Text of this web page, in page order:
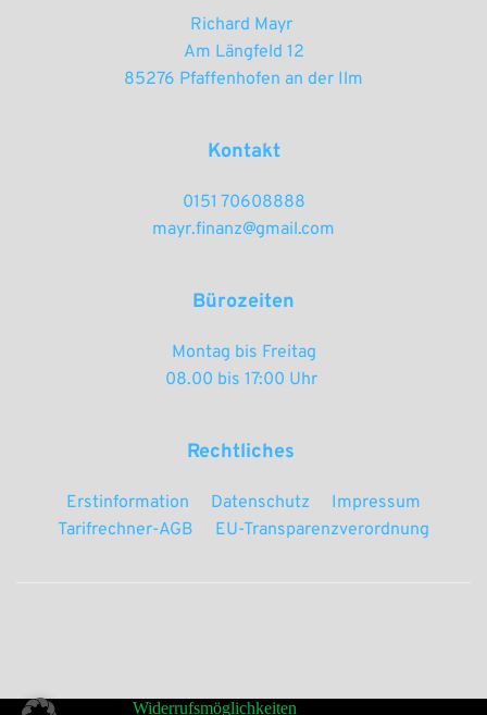
Richard Mayr
Am Längfeld 12
85276 Pfaffenhofen an der Ilm
Kontakt
0151 70608888
mayr.finanz@gmail.com
Bürozeiten
Montag bis Freitag
08.00 bis 17:00 Uhr
Rechtliches
Erstinformation Datenschutz
Impressum
Tarifrechner-AGB
EU-Transparenzverordnung
Widerrufsmöglichkeiten